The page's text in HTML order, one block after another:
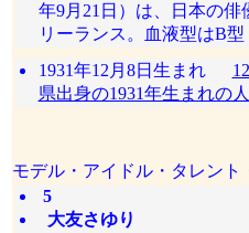
年9月21日）は、日本の
リーランス。血液型はB型
1931年12月8日生まれ
県出身の1931年生まれの人
モデル・アイドル・タレント
5
大友さゆり